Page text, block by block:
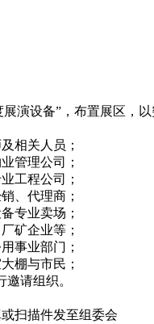
演设备”，布置展区，以
相关人员；
管理公司；
工程公司；
、代理商；
专业卖场；
矿企业等；
事业部门；
棚与市民；
请组织。
扫描件发至组委会